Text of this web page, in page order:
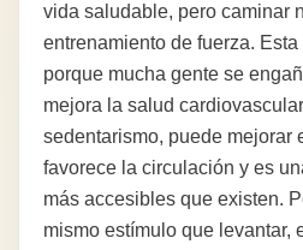
vida saludable, pero caminar
entrenamiento de fuerza.
porque mucha gente se
mejora la salud
sedentarismo, puede mejorar
favorece la circulación y es
más accesibles que existen.
mismo estímulo que levantar,